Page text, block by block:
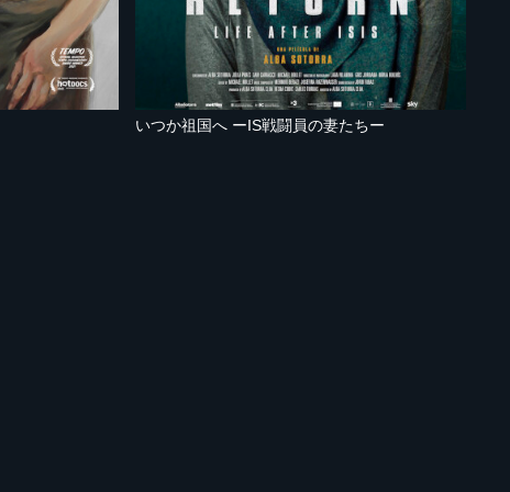
いつか祖国へ ーIS戦闘員の妻たちー